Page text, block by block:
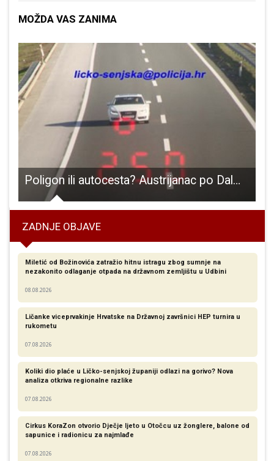
MOŽDA VAS ZANIMA
Poligon ili autocesta? Austrijanac po Dalmatini vozio 251 na sat
ZADNJE OBJAVE
Miletić od Božinovića zatražio hitnu istragu zbog sumnje na
nezakonito odlaganje otpada na državnom zemljištu u Udbini
08.08.2026
Ličanke viceprvakinje Hrvatske na Državnoj završnici HEP turnira u
rukometu
07.08.2026
Koliki dio plaće u Ličko-senjskoj županiji odlazi na gorivo? Nova
analiza otkriva regionalne razlike​
07.08.2026
Cirkus KoraZon otvorio Dječje ljeto u Otočcu uz žonglere, balone od
sapunice i radionicu za najmlađe
07.08.2026